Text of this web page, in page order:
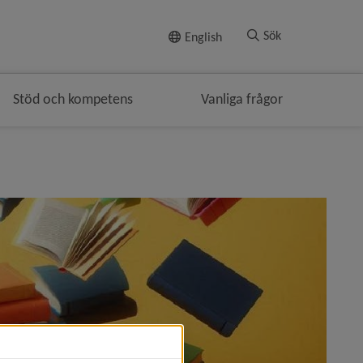
English Sök
Stöd och kompetens Vanliga frågor